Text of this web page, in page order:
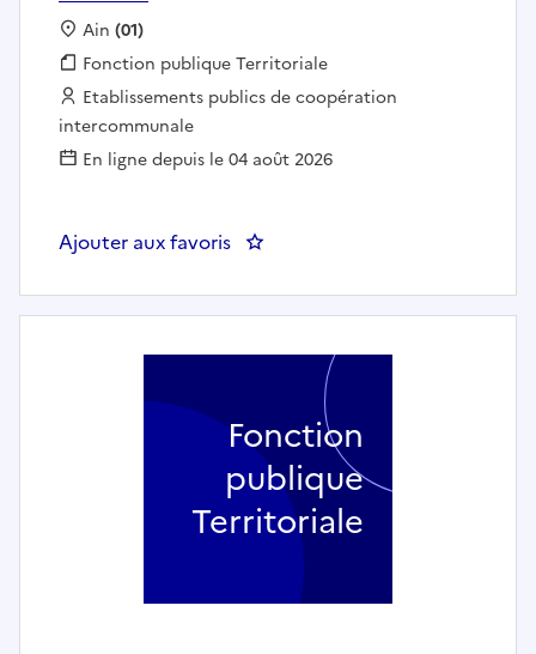
Localisation :
Ain (01)
Fonction publique :
Fonction publique Territoriale
Employeur :
Etablissements publics de coopération
intercommunale
En ligne depuis le 04 août 2026
Ajouter aux favoris : Technicien SIG - PAYS DE GEX
Fonction
publique
Territoriale